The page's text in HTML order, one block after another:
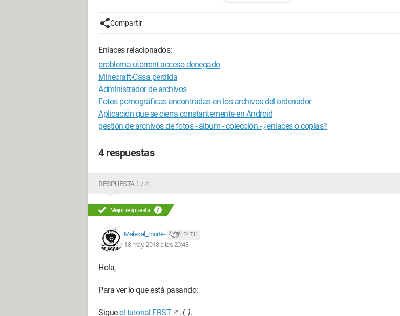
He verificado que no hay ninguna actualización de Windows disponible, así que si pudieras
ayudarme, sería genial :)
Compartir
Enlaces relacionados:
problema utorrent acceso denegado
Minecraft-Casa perdida
Administrador de archivos
Fotos pornográficas encontradas en los archivos del ordenador
Aplicación que se cierra constantemente en Android
gestión de archivos de fotos - álbum - colección - ¿enlaces o copias?
4 respuestas
RESPUESTA 1 / 4
Mejor respuesta
Malekal_morte- 24 711
18 may. 2018 a las 20:48
Hola,
Para ver lo que está pasando:
Sigueel tutorial FRST . ( ).